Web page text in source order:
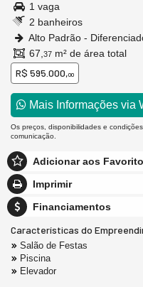
1 vaga
2 banheiros
Alto Padrão -
67, 37 m² de área total
R$ 595.000,00
Mais Informações via
Os preços, disponibilidades e
comunicação.
Adicionar aos
Imprimir
Financiamentos
Características do
Salão de Festas
Piscina
Elevador